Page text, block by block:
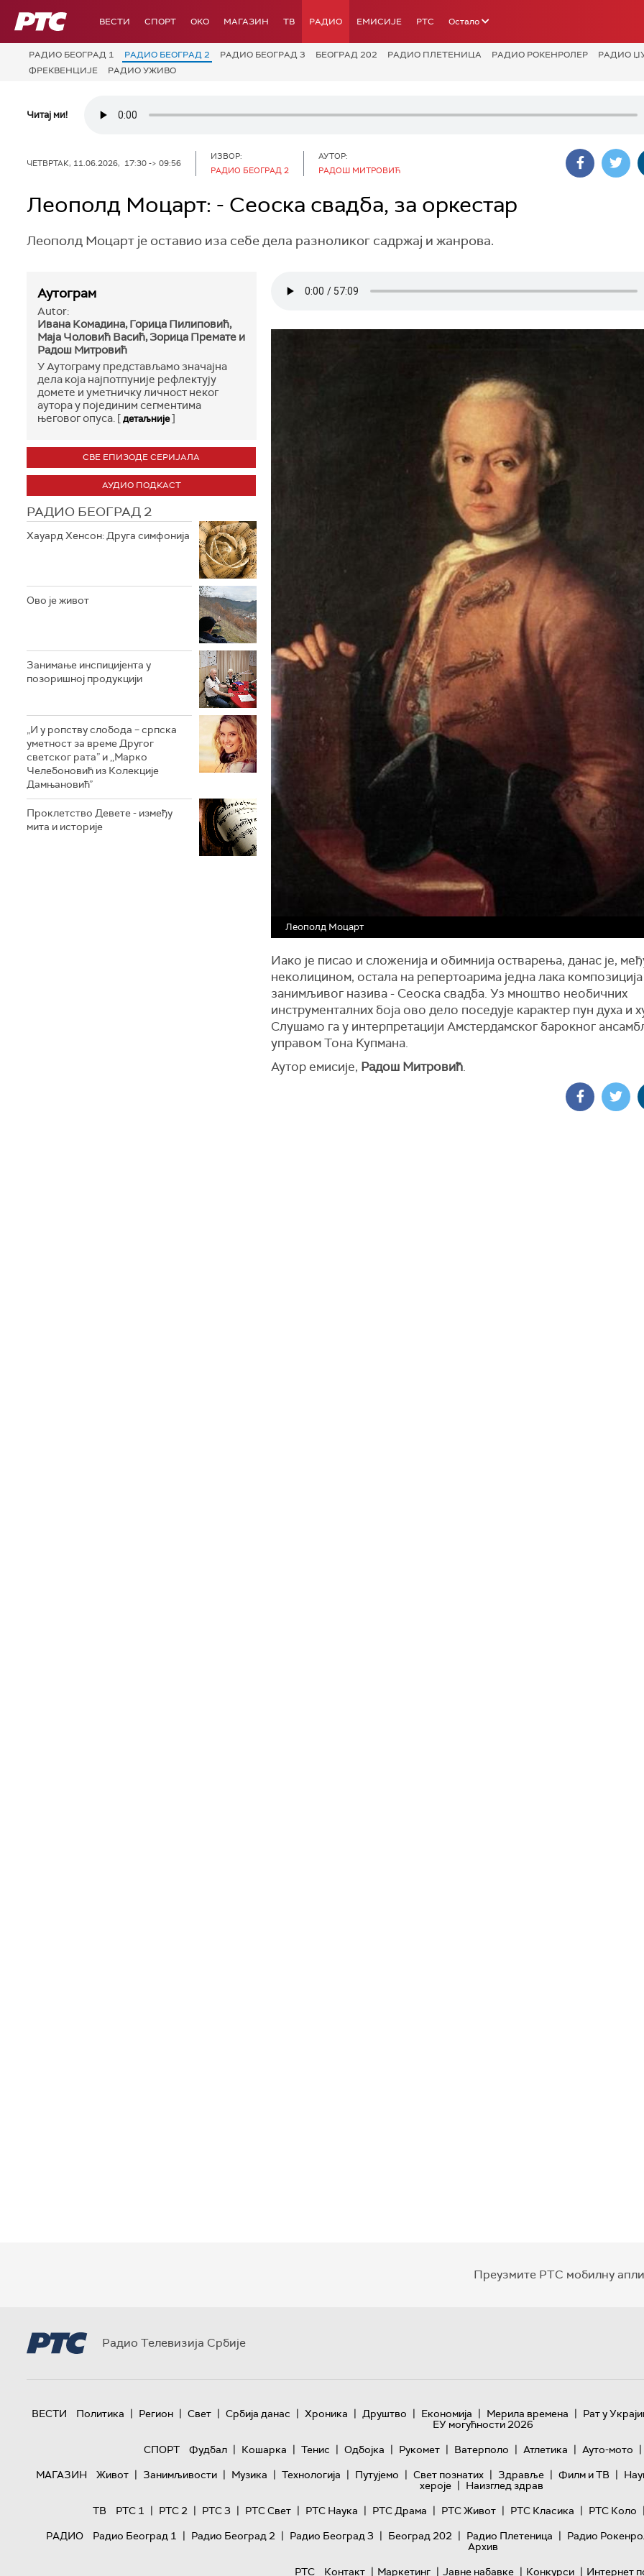
РТС ВЕСТИ СПОРТ OKO МАГАЗИН ТВ РАДИО ЕМИСИЈЕ РТС Остало
РАДИО БЕОГРАД 1 РАДИО БЕОГРАД 2 РАДИО БЕОГРАД 3 БЕОГРАД 202 РАДИО ПЛЕТЕНИЦА РАДИО РОКЕНРОЛЕР
РАДИО
ФРЕКВЕНЦИЈЕ
РАДИО УЖИВО
Читај ми!
ЧЕТВРТАК, 11.06.2026, 17:30 -> 09:56
ИЗВОР:
РАДИО БЕОГРАД 2
АУТОР:
РАДОШ МИТРОВИЋ
Леополд Моцарт: - Сеоска свадба, за оркестар
Леополд Моцарт је оставио иза себе дела разноликог садржај и жанрова.
Аутограм
Autor:
Ивана Комадина, Горица Пилиповић,
Маја Чоловић Васић, Зорица Премате и
Радош Митровић
У Аутограму представљамо значајна
дела која најпотпуније рефлектују
домете и уметничку личност неког
аутора у појединим сегментима
његовог опуса. [детаљније]
СВЕ ЕПИЗОДЕ СЕРИЈАЛА
АУДИО ПОДКАСТ
РАДИО БЕОГРАД 2
Хауард Хенсон: Друга симфонија
Ово је живот
Занимање инспицијента у
позоришној продукцији
„И у ропству слобода – српска
уметност за време Другог
светског рата” и ,,Марко
Челебоновић из Колекције
Дамњановић”
Проклетство Девете - између
мита и историје
Леополд Моцарт
Иако је писао и сложенија и обимнија остварења, данас је,
неколицином, остала на репертоарима једна лака композиција
занимљивог назива - Сеоска свадба. Уз мноштво необичних
инструменталних боја ово дело поседује карактер пун духа и
Слушамо га у интерпретацији Амстердамског барокног
управом Тона Купмана.
Аутор емисије, Радош Митровић.
Преузмите РТС мобилну
Радио Телевизија Србије
ВЕСТИ Политика | Регион | Свет | Србија данас | Хроника | Друштво | Економија | Мерила времена | Рат у
ЕУ могућности 2026
СПОРТ
Фудбал | Кошарка | Тенис | Одбојка | Рукомет | Ватерполо | Атлетика | Ауто-мото |
МАГАЗИН Живот | Занимљивости | Музика | Технологијa | Путујемо | Свет познатих | Здравље | Филм и ТВ |
хероје | Наизглед здрав
ТВ
РТС 1 | РТС 2 | РТС 3 | РТС Свет | РТС Наука | РТС Драма | РТС Живот | РТС Класика | РТС Коло
РАДИО Радио Београд 1 | Радио Београд 2 | Радио Београд 3 | Београд 202 | Радио Плетеница | Радио
Архив
РТС
Контакт | Маркетинг | Јавне набавке | Конкурси | Интернет